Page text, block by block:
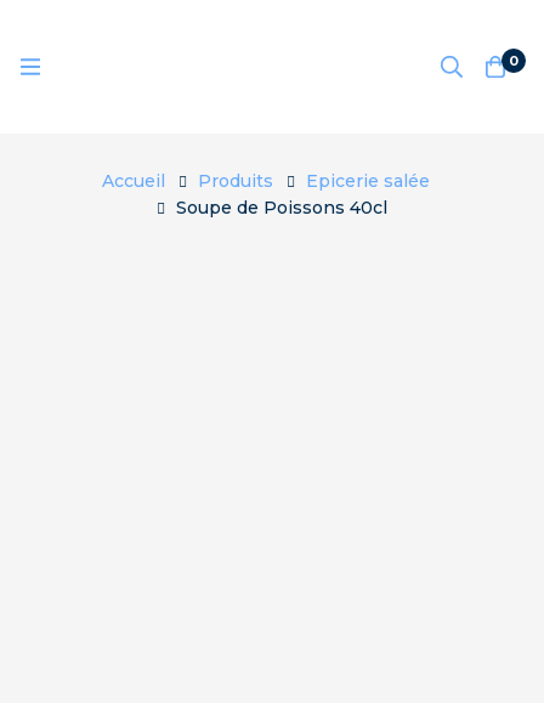
0
Accueil Produits
Epicerie salée
Soupe de Poissons 40cl